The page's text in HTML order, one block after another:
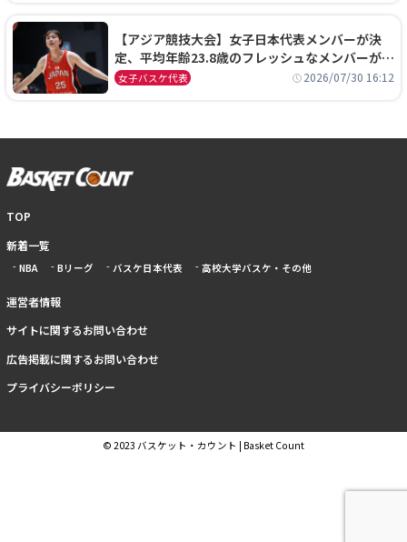
【アジア競技大会】女子日本代表メンバーが決
定、平均年齢23.8歳のフレッシュなメンバーが日
本開催の大舞台で頂点を狙う
女子バスケ代表 2026/07/30 16:12
TOP
新着一覧
NBA Bリーグ バスケ日本代表 高校大学バスケ・その他
運営者情報
サイトに関するお問い合わせ
広告掲載に関するお問い合わせ
プライバシーポリシー
© 2023 バスケット・カウント | Basket Count